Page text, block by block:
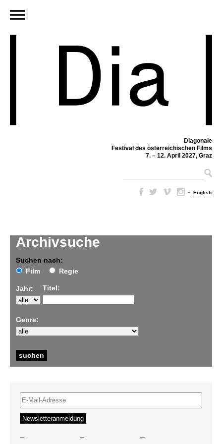
Diagonale
Festival des österreichischen Films
7. – 12. April 2027, Graz
– English
Archivsuche
Suchen nach:
Film
Regie
Jahr: Titel:
Genre:
– – –